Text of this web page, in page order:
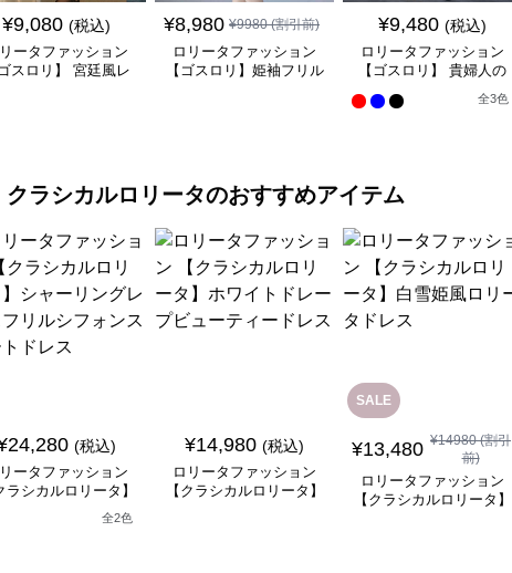
¥9,080 (税込)
ータファッション
ゴスロリ】 宮廷風レ
¥8,980 ¥9980(割引前)
ロリータファッション
【ゴスロリ】姫袖フリル
¥9,480 (税込)
ロリータファッション
【ゴスロリ】 貴婦人の
優雅なティータイムドレ
全3色
クラシカルロリータのおすすめアイテム
24,280 (税込)
ータファッション
ラシカルロリータ】
ーリングレースフリ
フォンスカートドレ
全2色
¥14,980 (税込)
ロリータファッション
【クラシカルロリータ】
SALE
¥13,480 ¥14980(割引
前)
ロリータファッション
【クラシカルロリータ】